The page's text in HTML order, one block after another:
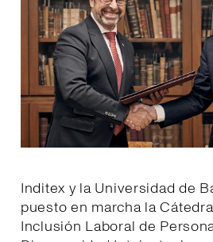
Inditex y la Universidad de
puesto en marcha la
Inclusión Laboral de